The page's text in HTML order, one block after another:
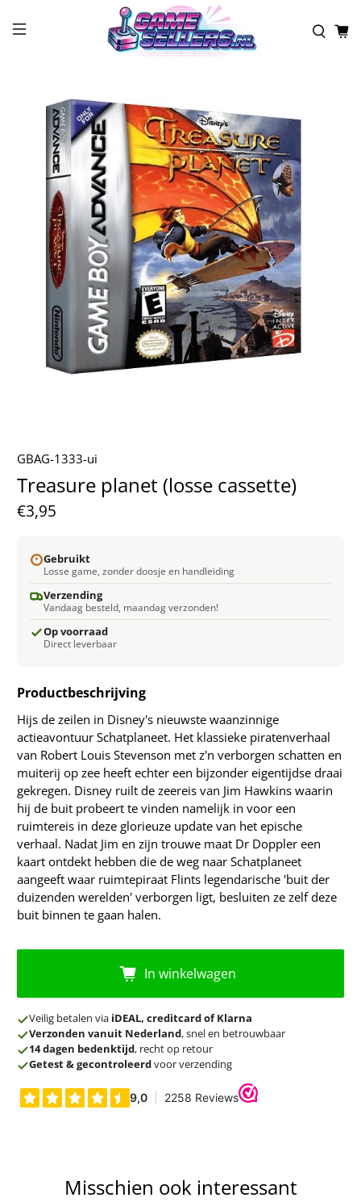
GBAG-1333-ui
Treasure planet (losse cassette)
€3,95
Gebruikt
Losse game, zonder doosje en handleiding
Verzending
Vandaag besteld, maandag verzonden!
Op voorraad
Direct leverbaar
Productbeschrijving
Hijs de zeilen in Disney's nieuwste waanzinnige
actieavontuur Schatplaneet. Het klassieke piratenverhaal
van Robert Louis Stevenson met z'n verborgen schatten en
muiterij op zee heeft echter een bijzonder eigentijdse draai
gekregen. Disney ruilt de zeereis van Jim Hawkins waarin
hij de buit probeert te vinden namelijk in voor een
ruimtereis in deze glorieuze update van het epische
verhaal. Nadat Jim en zijn trouwe maat Dr Doppler een
kaart ontdekt hebben die de weg naar Schatplaneet
aangeeft waar ruimtepiraat Flints legendarische 'buit der
duizenden werelden' verborgen ligt, besluiten ze zelf deze
buit binnen te gaan halen.
In winkelwagen
Veilig betalen via iDEAL, creditcard of Klarna
Verzonden vanuit Nederland, snel en betrouwbaar
14 dagen bedenktijd, recht op retour
Getest & gecontroleerdvoor verzending
Misschien ook interessant